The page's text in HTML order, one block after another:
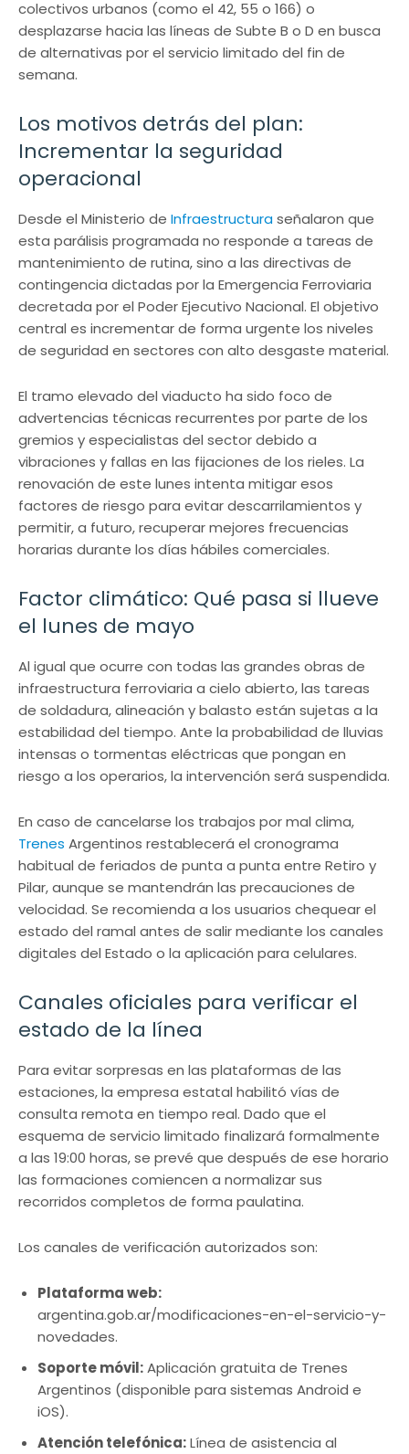
colectivos urbanos (como el 42, 55 o 166) o
desplazarse hacia las líneas de Subte B o D en busca
de alternativas por el servicio limitado del fin de
semana.
Los motivos detrás del plan:
Incrementar la seguridad
operacional
Desde el Ministerio de Infraestructuraseñalaron que
esta parálisis programada no responde a tareas de
mantenimiento de rutina, sino a las directivas de
contingencia dictadas por la Emergencia Ferroviaria
decretada por el Poder Ejecutivo Nacional. El objetivo
central es incrementar de forma urgente los niveles
de seguridad en sectores con alto desgaste material.
El tramo elevado del viaducto ha sido foco de
advertencias técnicas recurrentes por parte de los
gremios y especialistas del sector debido a
vibraciones y fallas en las fijaciones de los rieles. La
renovación de este lunes intenta mitigar esos
factores de riesgo para evitar descarrilamientos y
permitir, a futuro, recuperar mejores frecuencias
horarias durante los días hábiles comerciales.
Factor climático: Qué pasa si llueve
el lunes de mayo
Al igual que ocurre con todas las grandes obras de
infraestructura ferroviaria a cielo abierto, las tareas
de soldadura, alineación y balasto están sujetas a la
estabilidad del tiempo. Ante la probabilidad de lluvias
intensas o tormentas eléctricas que pongan en
riesgo a los operarios, la intervención será suspendida.
En caso de cancelarse los trabajos por mal clima,
Trenes Argentinos restablecerá el cronograma
habitual de feriados de punta a punta entre Retiro y
Pilar, aunque se mantendrán las precauciones de
velocidad. Se recomienda a los usuarios chequear el
estado del ramal antes de salir mediante los canales
digitales del Estado o la aplicación para celulares.
Canales oficiales para verificar el
estado de la línea
Para evitar sorpresas en las plataformas de las
estaciones, la empresa estatal habilitó vías de
consulta remota en tiempo real. Dado que el
esquema de servicio limitado finalizará formalmente
a las 19:00 horas, se prevé que después de ese horario
las formaciones comiencen a normalizar sus
recorridos completos de forma paulatina.
Los canales de verificación autorizados son:
Plataforma web:
argentina.gob.ar/modificaciones-en-el-servicio-y-
novedades.
Soporte móvil:Aplicación gratuita de Trenes
Argentinos (disponible para sistemas Android e
iOS).
Atención telefónica:Línea de asistencia al